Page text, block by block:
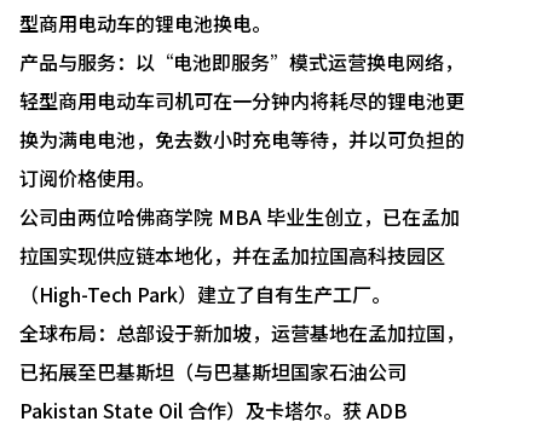
型商用电动车的锂电池换电。
产品与服务：以“电池即服务”模式运营换电网络，
轻型商用电动车司机可在一分钟内将耗尽的锂电池更
换为满电电池，免去数小时充电等待，并以可负担的
订阅价格使用。
公司由两位哈佛商学院 MBA 毕业生创立，已在孟加
拉国实现供应链本地化，并在孟加拉国高科技园区
（High-Tech Park）建立了自有生产工厂。
全球布局：总部设于新加坡，运营基地在孟加拉国，
已拓展至巴基斯坦（与巴基斯坦国家石油公司
Pakistan State Oil 合作）及卡塔尔。获 ADB